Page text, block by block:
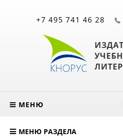
+7 495 741 46 28
МЕНЮ
МЕНЮ РАЗДЕЛА